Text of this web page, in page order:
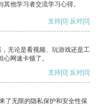
他学习者交流学习心得。
支持[0] 反对[0]
无论是看视频、玩游戏还是工
网速卡顿了。
支持[0] 反对[0]
了无限的隐私保护和安全性保